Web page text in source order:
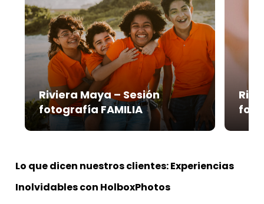
Riviera Maya – Sesión
fotografía FAMILIA
Lo que dicen nuestros clientes: Experiencias
Inolvidables con HolboxPhotos